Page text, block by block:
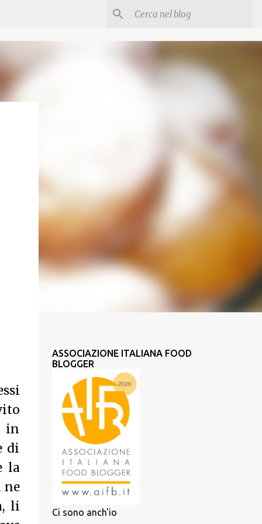
in
di
la
ne
li
ASSOCIAZIONE ITALIANA FOOD
BLOGGER
Ci sono anch'io